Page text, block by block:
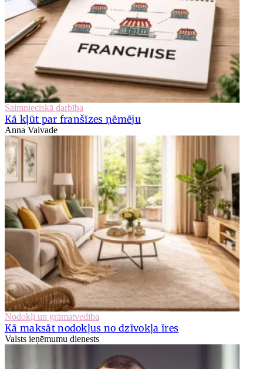
Saimnieciskā darbība
Kā kļūt par franšīzes ņēmēju
Anna Vaivade
Nodokļi un grāmatvedība
Kā maksāt nodokļus no dzīvokļa īres
Valsts ieņēmumu dienests